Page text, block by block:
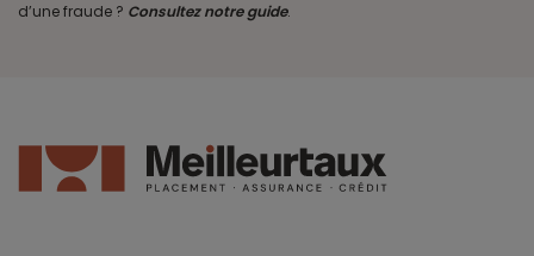
d’une fraude ? Consultez notre guide.